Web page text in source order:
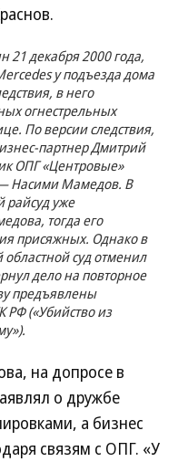
21 декабря 2000 года,
у подъезда дома
в него
огнестрельных
По версии следствия,
партнер Дмитрий
ОПГ «Центровые»
Насими Мамедов. В
райсуд уже
тогда его
присяжных. Однако в
суд отменил
дело на повторное
предъявлены
РФ («Убийство из
на допросе в
о дружбе
а бизнес
связям с ОПГ. «У